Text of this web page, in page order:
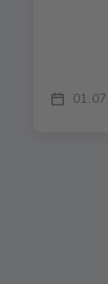
01 07